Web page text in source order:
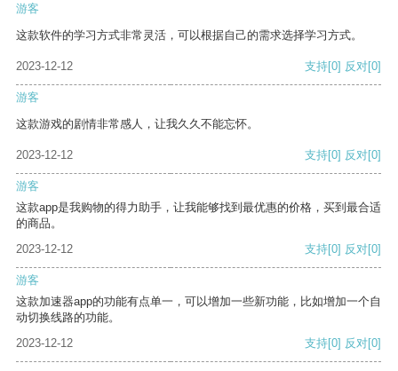
游客
这款软件的学习方式非常灵活，可以根据自己的需求选择学习方式。
2023-12-12 支持[0] 反对[0]
游客
这款游戏的剧情非常感人，让我久久不能忘怀。
2023-12-12 支持[0] 反对[0]
游客
这款app是我购物的得力助手，让我能够找到最优惠的价格，买到最合适
的商品。
2023-12-12
支持[0] 反对[0]
游客
这款加速器app的功能有点单一，可以增加一些新功能，比如增加一个自
动切换线路的功能。
2023-12-12
支持[0] 反对[0]